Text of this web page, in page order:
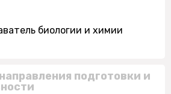
биологии и химии
подготовки и